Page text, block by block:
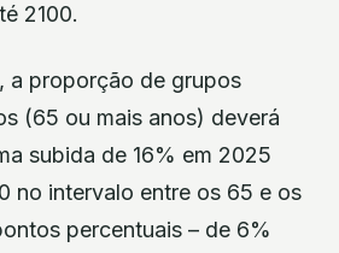
2100.
a proporção de grupos
(65 ou mais anos) deverá
subida de 16% em 2025
no intervalo entre os 65 e os
percentuais – de 6%